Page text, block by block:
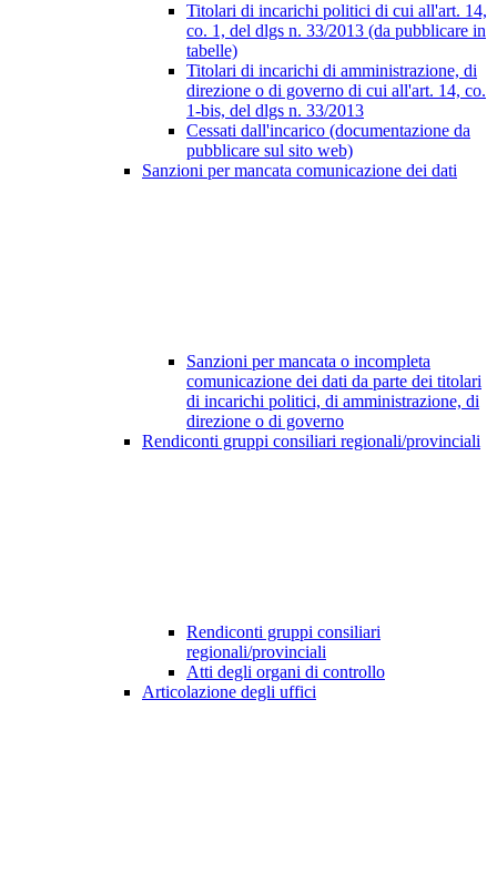
Titolari di incarichi politici di cui all'art. 14,
co. 1, del dlgs n. 33/2013 (da pubblicare in
tabelle)
Titolari di incarichi di amministrazione, di
direzione o di governo di cui all'art. 14, co.
1-bis, del dlgs n. 33/2013
Cessati dall'incarico (documentazione da
pubblicare sul sito web)
Sanzioni per mancata comunicazione dei dati
Sanzioni per mancata o incompleta
comunicazione dei dati da parte dei titolari
di incarichi politici, di amministrazione, di
direzione o di governo
Rendiconti gruppi consiliari regionali/provinciali
Rendiconti gruppi consiliari
regionali/provinciali
Atti degli organi di controllo
Articolazione degli uffici